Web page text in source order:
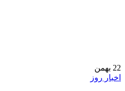
22 بهمن
اخبار روز